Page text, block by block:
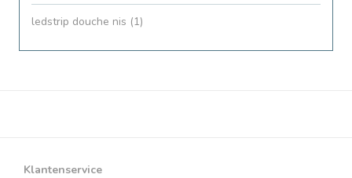
ledstrip douche nis (1)
Klantenservice